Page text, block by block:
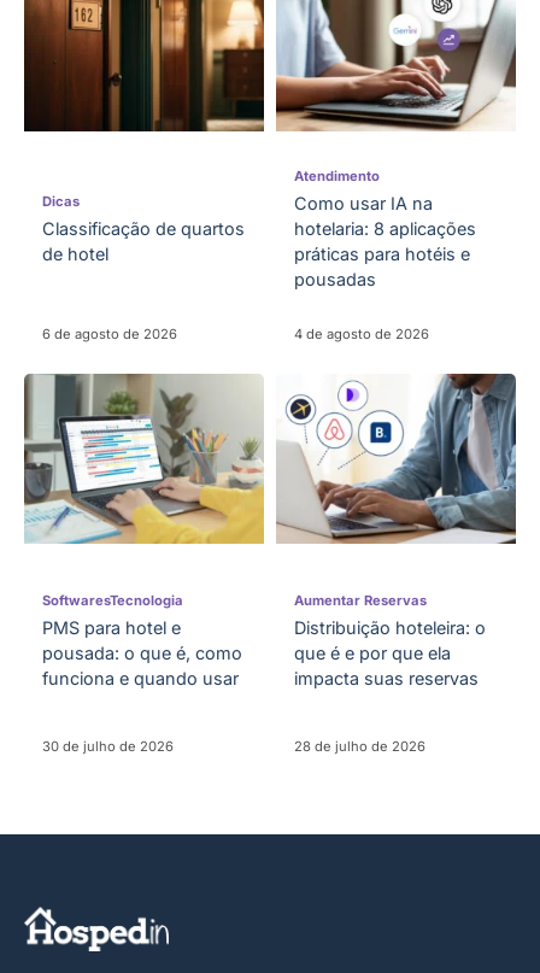
Dicas
Classificação de quartos
de hotel
6 de agosto de 2026
Atendimento
Como usar IA na
hotelaria: 8 aplicações
práticas para hotéis e
pousadas
4 de agosto de 2026
SoftwaresTecnologia
PMS para hotel e
pousada: o que é, como
funciona e quando usar
30 de julho de 2026
Aumentar Reservas
Distribuição hoteleira: o
que é e por que ela
impacta suas reservas
28 de julho de 2026